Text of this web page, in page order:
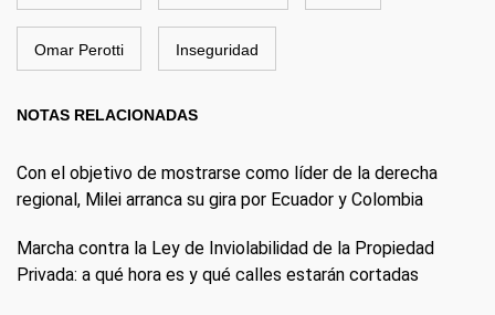
Omar Perotti Inseguridad
NOTAS RELACIONADAS
Con el objetivo de mostrarse como líder de la derecha
regional, Milei arranca su gira por Ecuador y Colombia
Marcha contra la Ley de Inviolabilidad de la Propiedad
Privada: a qué hora es y qué calles estarán cortadas